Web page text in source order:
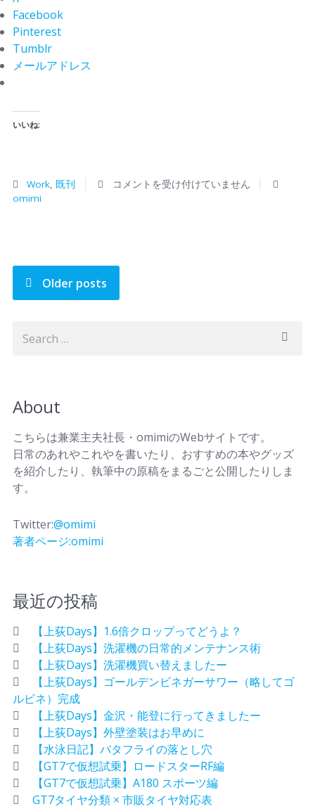
Facebook
Pinterest
Tumblr
メールアドレス
いいね:
Work, 既刊
コメントを受け付けていません
omimi
Older posts
About
こちらは兼業主夫社長・omimiのWebサイトです。
日常のあれやこれやを書いたり、おすすめの本やグッズ
を紹介したり、執筆中の原稿をまるごと公開したりしま
す。
Twitter:@omimi
著者ページ:omimi
最近の投稿
【上荻Days】1.6倍クロップってどうよ？
【上荻Days】洗濯機の日常的メンテナンス術
【上荻Days】洗濯機買い替えましたー
【上荻Days】ゴールデンビネガーサワー（略してゴ
ルビネ）完成
【上荻Days】金沢・能登に行ってきましたー
【上荻Days】外壁塗装はお早めに
【水泳日記】バタフライの落とし穴
【GT7で仮想試乗】ロードスターRF編
【GT7で仮想試乗】A180 スポーツ編
GT7タイヤ分類 × 市販タイヤ対応表